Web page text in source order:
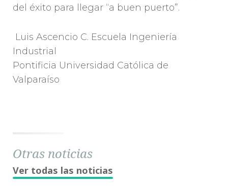
del éxito para llegar “a buen puerto”.
Luis Ascencio C. Escuela Ingeniería
Industrial
Pontificia Universidad Católica de
Valparaíso
Otras noticias
Ver todas las noticias